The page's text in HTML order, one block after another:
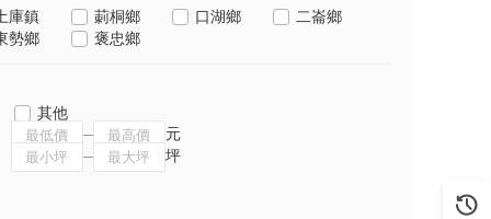
庫鎮 莿桐鄉 口湖鄉
二崙鄉
勢鄉
褒忠鄉
其他
元
坪